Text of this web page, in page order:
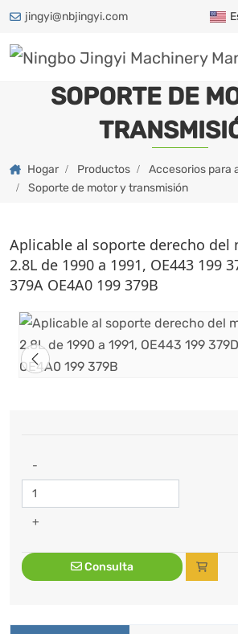
jingyi@nbjingyi.com
SOPORTE DE
Hogar Productos
Accesorios para
Soporte de motor y transmisión
Aplicable al soporte derecho del
2.8L de 1990 a 1991, OE443 199
379A OE4A0 199 379B
-
+
Consulta